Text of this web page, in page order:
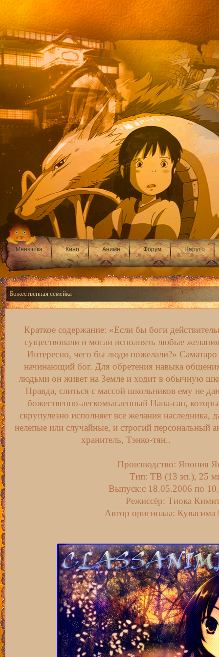
Менюшка Кино Аниме Форум Наруто
Божественная семейка
Краткое содержание: «Если бы боги
существовали и могли исполнять любые
Интересно, чего бы люди пожелали?» Саматаро
начинающий бог. Для обретения навыка
людьми он живет на Земле и ходит в обычную
Правда, слиться с массой школьников ему не
божественно-легкомысленный Папа-сан,
скрупулезно исполняет все желания наследника,
нелепые или случайные, и строгий персональный
хранитель, Тэнко-тян..
Производство: Япония
Тип: ТВ (13 эп.), 25
Выпуск:c 18.05.2006 по
Режиссёр: Тиока
Автор оригинала: Кувасима